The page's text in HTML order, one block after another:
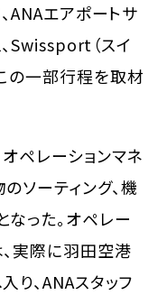
ANAエアポートサ
Swissport（スイ
の一部行程を取材
ペレーションマネ
ソーティング、機
った。オペレー
実際に羽田空港
り、ANAスタッフ